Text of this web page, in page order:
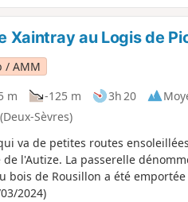
Xaintray au Logis de
/ AMM
m -125 m 3h 20
Sèvres)
va de petites routes
l'Autize. La passerelle
bois de Rousillon a été
2024)